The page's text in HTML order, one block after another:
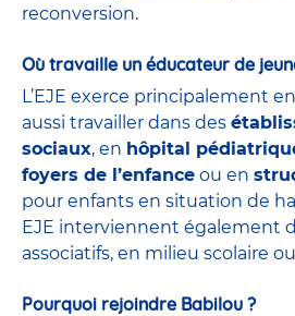
reconversion.
Où travaille un éducateur de
L’EJE exerce principalement en
aussi travailler dans des
sociaux, en hôpital
foyers de l’enfance ou en
pour enfants en situation de
EJE interviennent également
associatifs, en milieu scolaire
Pourquoi rejoindre Babilou ?